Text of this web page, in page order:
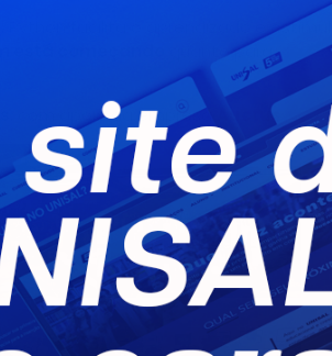
, Python facilita o aprendizado e estimula
quanto para
, com apoio da empresa Auctus